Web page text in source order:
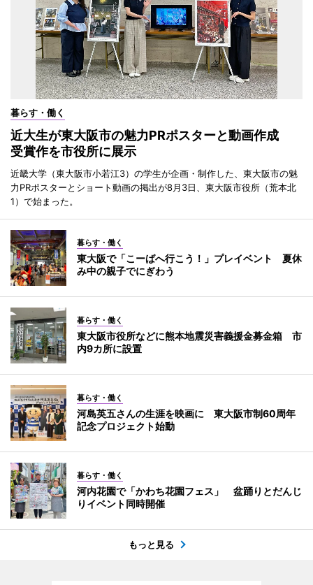
暮らす・働く
近大生が東大阪市の魅力PRポスターと動画作成
受賞作を市役所に展示
近畿大学（東大阪市小若江3）の学生が企画・制作した、東大阪市の魅
力PRポスターとショート動画の掲出が8月3日、東大阪市役所（荒本北
1）で始まった。
暮らす・働く
東大阪で「こーばへ行こう！」プレイベント 夏休
み中の親子でにぎわう
暮らす・働く
東大阪市役所などに熊本地震災害義援金募金箱 市
内9カ所に設置
暮らす・働く
河島英五さんの生涯を映画に 東大阪市制60周年
記念プロジェクト始動
暮らす・働く
河内花園で「かわち花園フェス」 盆踊りとだんじ
りイベント同時開催
もっと見る